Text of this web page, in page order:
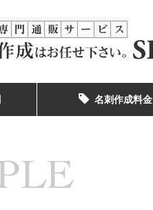
名刺作成料金